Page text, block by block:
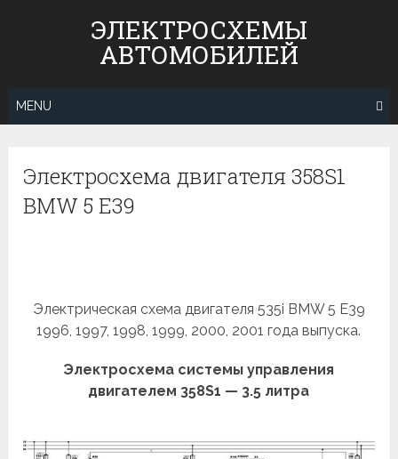
ЭЛЕКТРОСХЕМЫ
АВТОМОБИЛЕЙ
MENU
Электросхема двигателя 358S1
BMW 5 E39
Электрическая схема двигателя 535i BMW 5 E39
1996, 1997, 1998, 1999, 2000, 2001 года выпуска.
Электросхема системы управления
двигателем 358S1 — 3.5 литра